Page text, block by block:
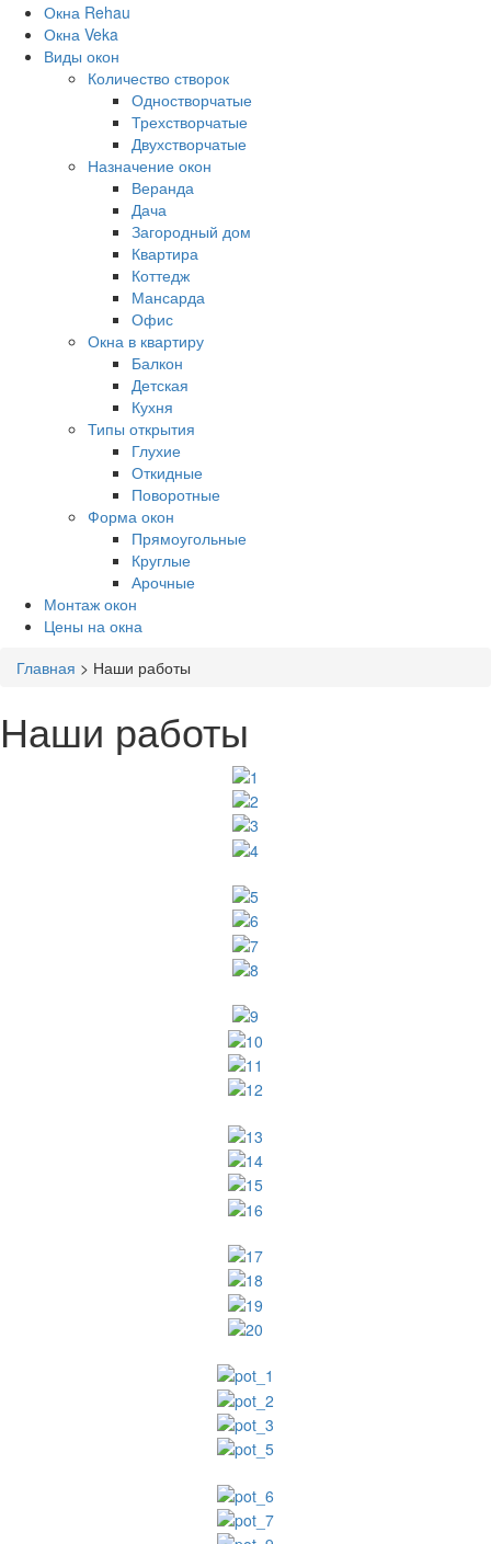
Окна Rehau
Окна Veka
Виды окон
Количество створок
Одностворчатые
Трехстворчатые
Двухстворчатые
Назначение окон
Веранда
Дача
Загородный дом
Квартира
Коттедж
Мансарда
Офис
Окна в квартиру
Балкон
Детская
Кухня
Типы открытия
Глухие
Откидные
Поворотные
Форма окон
Прямоугольные
Круглые
Арочные
Монтаж окон
Цены на окна
Главная > Наши работы
Наши работы